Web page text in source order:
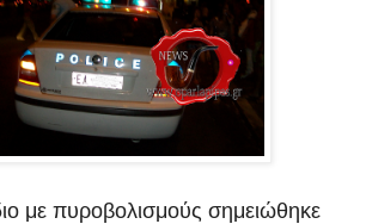
με πυροβολισμούς σημειώθηκε